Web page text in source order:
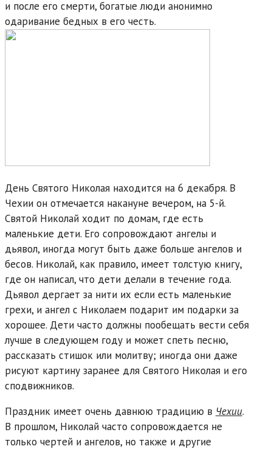
и после его смерти, богатые люди анонимно
одаривание бедных в его честь.
День Святого Николая находится на 6 декабря. В
Чехии он отмечается накануне вечером, на 5-й.
Святой Николай ходит по домам, где есть
маленькие дети. Его сопровождают ангелы и
дьявол, иногда могут быть даже больше ангелов и
бесов. Николай, как правило, имеет толстую книгу,
где он написал, что дети делали в течение года.
Дьявол дергает за нити их если есть маленькие
грехи, и ангел с Николаем подарит им подарки за
хорошее. Дети часто должны пообещать вести себя
лучше в следующем году и может спеть песню,
рассказать стишок или молитву; иногда они даже
рисуют картину заранее для Святого Николая и его
сподвижников.
Праздник имеет очень давнюю традицию в Чехии.
В прошлом, Николай часто сопровождается не
только чертей и ангелов, но также и другие